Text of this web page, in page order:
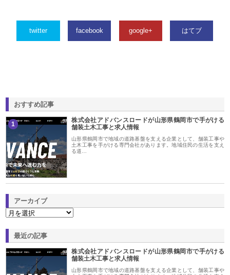
twitter facebook google+ はてブ
おすすめ記事
1
株式会社アドバンスロードが山形県鶴岡市で手がける
舗装土木工事と求人情報
山形県鶴岡市で地域の道路基盤を支える企業として、舗装工事や
土木工事を手がける専門会社があります。地域住民の生活を支え
る道…
アーカイブ
最近の記事
株式会社アドバンスロードが山形県鶴岡市で手がける
舗装土木工事と求人情報
山形県鶴岡市で地域の道路基盤を支える企業として、舗装工事や